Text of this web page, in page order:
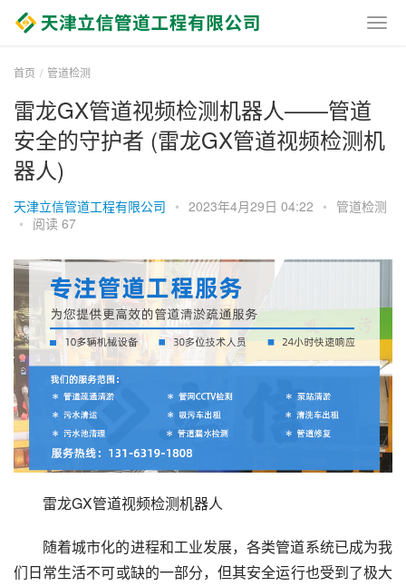
首页 管道检测
雷龙GX管道视频检测机器人——管道
安全的守护者 (雷龙GX管道视频检测机
器人)
天津立信管道工程有限公司 • 2023年4月29日 04:22 • 管道检测
• 阅读 67
雷龙GX管道视频检测机器人
随着城市化的进程和工业发展，各类管道系统已成为我
们日常生活不可或缺的一部分，但其安全运行也受到了极大